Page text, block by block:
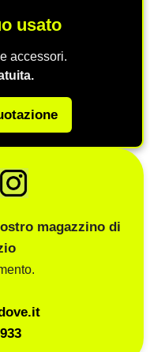
usato
accessori.
magazzino di